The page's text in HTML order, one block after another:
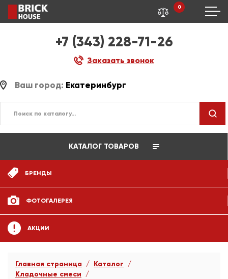
+7 (343) 228-71-26
Заказать звонок
0
Ваш город: Екатеринбург
КАТАЛОГ ТОВАРОВ
БРЕНДЫ
ФОТОГАЛЕРЕЯ
АКЦИИ
Главная страница
Каталог
Кладочные смеси